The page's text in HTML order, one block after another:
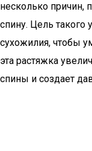
несколько причин,
спину. Цель такого
сухожилия, чтобы
эта растяжка
спины и создает